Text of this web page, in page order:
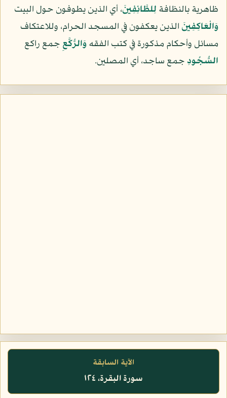
ظاهرية بالنظافة لِلطَّائِفِينَ، أي الذين يطوفون حول البيت
وَالْعَاكِفِينَ الذين يعكفون في المسجد الحرام، وللاعتكاف
مسائل وأحكام مذكورة في كتب الفقهوَالرُّكَّعِ جمع راكع
السُّجُودِ جمع ساجد، أي المصلين.
الآية السابقة
سورة البقرة، ١٢٤